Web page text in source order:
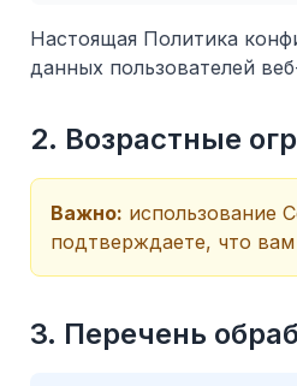
Настоящая Политика
данных пользователей
2. Возрастные
Важно: использование
подтверждаете, что вам
3. Перечень